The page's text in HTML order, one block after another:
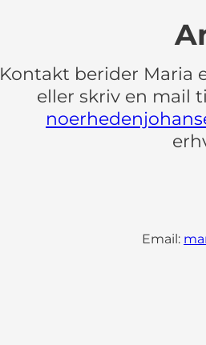
Kontakt berider Maria
eller skriv en mail
Email: